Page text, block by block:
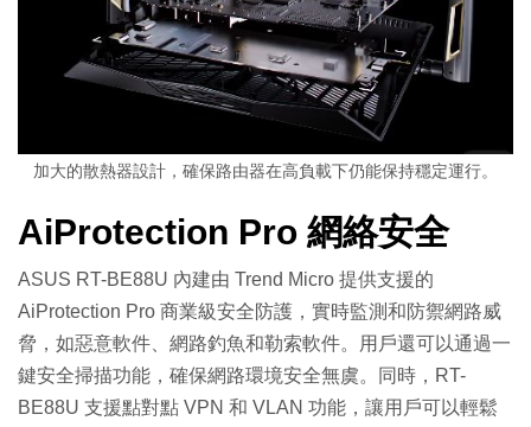
加大的散熱器設計，確保路由器在高負載下仍能保持穩定運行。
AiProtection Pro 網絡安全
ASUS RT-BE88U 內建由 Trend Micro 提供支援的
AiProtection Pro 商業級安全防護，實時監測和防禦網路威
脅，如惡意軟件、網路釣魚和勒索軟件。用戶還可以通過一
鍵安全掃描功能，確保網路環境安全無虞。同時，RT-
BE88U 支援點對點 VPN 和 VLAN 功能，讓用戶可以輕鬆